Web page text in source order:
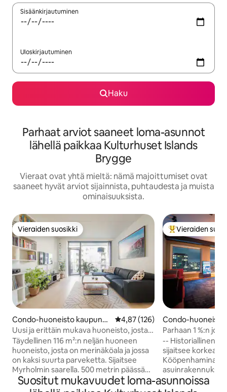
Sisäänkirjautuminen
Uloskirjautuminen
Haku
Parhaat arviot saaneet loma-asunnot
lähellä paikkaa Kulturhuset Islands
Brygge
Vieraat ovat yhtä mieltä: nämä majoittumiset ovat
saaneet hyvät arviot sijainnista, puhtaudesta ja muista
ominaisuuksista.
Vieraiden suosikki
Vieraiden suosikki
Condo-huoneisto kaupungi
ssa København SV
Keskimääräinen arvio 4,87/5,
4,87 (126)
Uusi ja erittäin mukava huoneisto, josta
on merinäköala
Täydellinen 116 m²:n neljän huoneen
huoneisto, josta on merinäköala ja jossa
on kaksi suurta parveketta. Sijaitsee
Myrholmin saarella. 500 metrin päässä
Fisketorvetin ostoskeskuksesta ja 2 km:n
päässä Kööpenhaminan
Vieraiden
Vieraiden
Condo-huoneisto
ssa
Parhaan 1 %:n
m², keskustassa
-- Historiallinen
sijaitsee korkealla
Kööpenhaminan
tanskalaisen
saajan Niels
Suositut mukavuudet loma-asunnoissa